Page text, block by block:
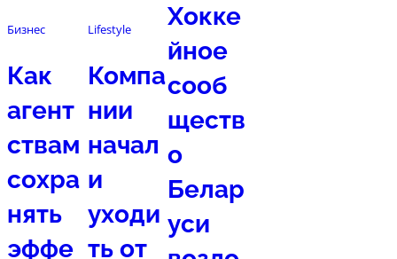
Бизнес
Как
агент
ствам
сохра
нять
эффе
Lifestyle
Компа
нии
начал
и
уходи
ть от
Хокке
йное
сооб
ществ
о
Белар
уси